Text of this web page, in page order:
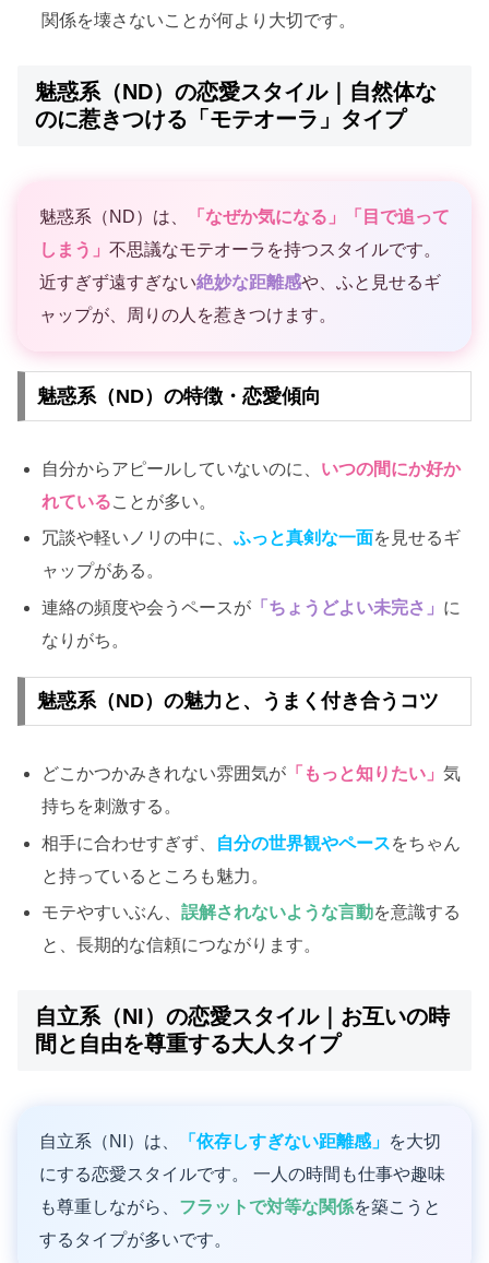
関係を壊さないことが何より大切です。
魅惑系（ND）の恋愛スタイル｜自然体な
のに惹きつける「モテオーラ」タイプ
魅惑系（ND）は、
「なぜか気になる」「目で追って
しまう」 不思議なモテオーラを持つスタイルです。
近すぎず遠すぎない絶妙な距離感や、ふと見せるギ
ャップが、周りの人を惹きつけます。
魅惑系（ND）の特徴・恋愛傾向
自分からアピールしていないのに、 いつの間にか好か
れていることが多い。
冗談や軽いノリの中に、ふっと真剣な一面を見せるギ
ャップがある。
連絡の頻度や会うペースが 「ちょうどよい未完さ」 に
なりがち。
魅惑系（ND）の魅力と、うまく付き合うコツ
どこかつかみきれない雰囲気が 「もっと知りたい」気
持ちを刺激する。
相手に合わせすぎず、 自分の世界観やペースをちゃん
と持っているところも魅力。
モテやすいぶん、誤解されないような言動を意識する
と、長期的な信頼につながります。
自立系（NI）の恋愛スタイル｜お互いの時
間と自由を尊重する大人タイプ
自立系（NI）は、 「依存しすぎない距離感」 を大切
にする恋愛スタイルです。 一人の時間も仕事や趣味
も尊重しながら、 フラットで対等な関係を築こうと
するタイプが多いです。